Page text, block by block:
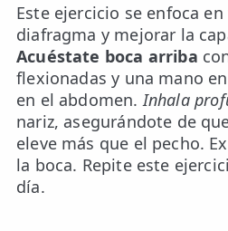
Este ejercicio se enfoca
diafragma y mejorar la
Acuéstate boca arriba
flexionadas y una mano
en el abdomen. Inhala
nariz, asegurándote de
eleve más que el pecho.
la boca. Repite este
día.